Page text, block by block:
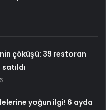
çöküşü: 39 restoran
yoğun ilgi! 6 ayda